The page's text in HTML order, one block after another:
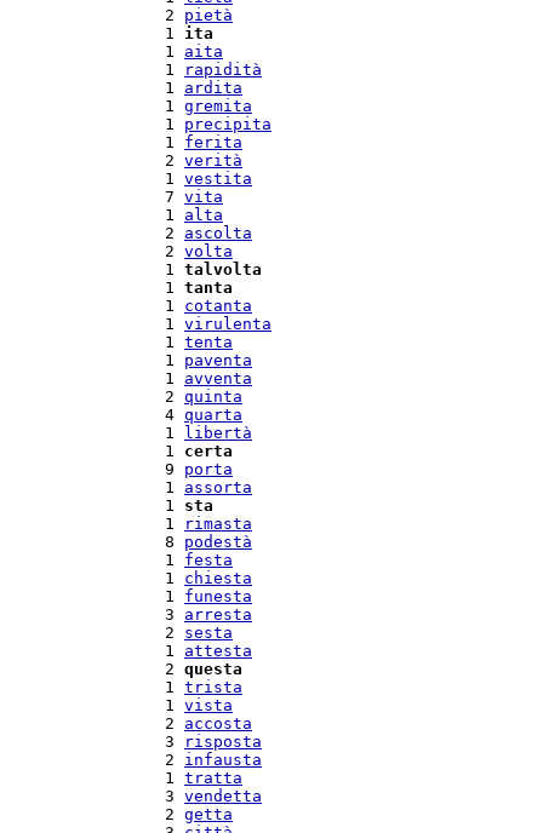
  2
pietà
  1
ita
  1
aita
  1
rapidità
  1
ardita
  1
gremita
  1
precipita
  1
ferita
  2
verità
  1
vestita
  7
vita
  1
alta
  2
ascolta
  2
volta
  1
talvolta
  1
tanta
  1
cotanta
  1
virulenta
  1
tenta
  1
paventa
  1
avventa
  2
quinta
  4
quarta
  1
libertà
  1
certa
  9
porta
  1
assorta
  1
sta
  1
rimasta
  8
podestà
  1
festa
  1
chiesta
  1
funesta
  3
arresta
  2
sesta
  1
attesta
  2
questa
  1
trista
  1
vista
  2
accosta
  3
risposta
  2
infausta
  1
tratta
  3
vendetta
  2
getta